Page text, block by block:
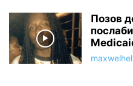
Позов